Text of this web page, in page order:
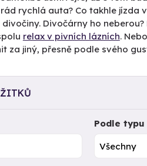
rychlá auta? Co takhle jízda v
divočiny. Divočárny ho neberou?
relax v pivních lázních.
za jiný, přesně podle svého
Podle typu